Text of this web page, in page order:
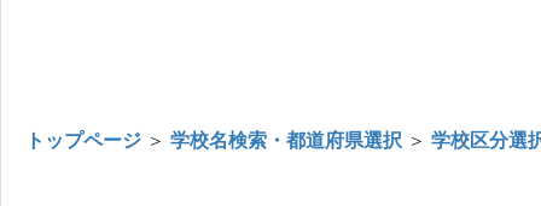
トップページ ＞ 学校名検索・都道府県選択 ＞ 学校区分選